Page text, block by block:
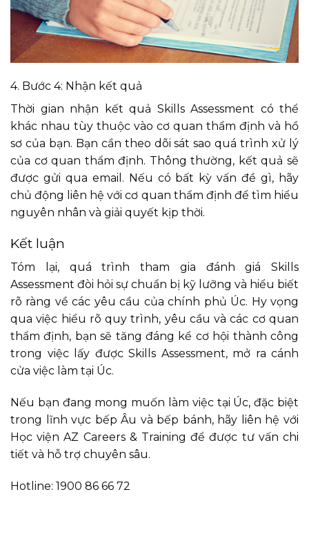
4. Bước 4: Nhận kết quả
Thời gian nhận kết quả Skills Assessment có thể
khác nhau tùy thuộc vào cơ quan thẩm định và hồ
sơ của bạn. Bạn cần theo dõi sát sao quá trình xử lý
của cơ quan thẩm định. Thông thường, kết quả sẽ
được gửi qua email. Nếu có bất kỳ vấn đề gì, hãy
chủ động liên hệ với cơ quan thẩm định để tìm hiểu
nguyên nhân và giải quyết kịp thời.
Kết luận
Tóm lại, quá trình tham gia đánh giá Skills
Assessment đòi hỏi sự chuẩn bị kỹ lưỡng và hiểu biết
rõ ràng về các yêu cầu của chính phủ Úc. Hy vọng
qua việc hiểu rõ quy trình, yêu cầu và các cơ quan
thẩm định, bạn sẽ tăng đáng kể cơ hội thành công
trong việc lấy được Skills Assessment, mở ra cánh
cửa việc làm tại Úc.
Nếu bạn đang mong muốn làm việc tại Úc, đặc biệt
trong lĩnh vực bếp Âu và bếp bánh, hãy liên hệ với
Học viện AZ Careers & Training để được tư vấn chi
tiết và hỗ trợ chuyên sâu.
Hotline: 1900 86 66 72